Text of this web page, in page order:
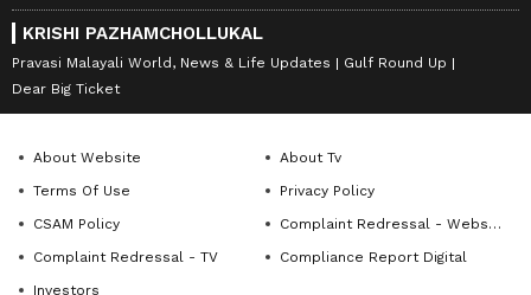
KRISHI PAZHAMCHOLLUKAL
Pravasi Malayali World, News & Life Updates
Gulf Round Up
Dear Big Ticket
About Website
About Tv
Terms Of Use
Privacy Policy
CSAM Policy
Complaint Redressal - Website
Complaint Redressal - TV
Compliance Report Digital
Investors